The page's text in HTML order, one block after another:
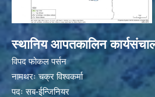
स्थानिय आपतकालिन
विपद फोकल पर्सन
नामथरः चक्र विश्वकर्मा
पदः सब-ईन्जिनियर